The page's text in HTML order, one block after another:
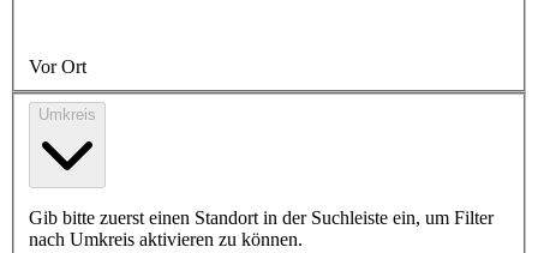
Vor Ort
Umkreis
Gib bitte zuerst einen Standort in der Suchleiste ein, um Filter
nach Umkreis aktivieren zu können.